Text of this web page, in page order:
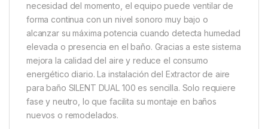
necesidad del momento, el equipo puede ventilar de
forma continua con un nivel sonoro muy bajo o
alcanzar su máxima potencia cuando detecta humedad
elevada o presencia en el baño. Gracias a este sistema
mejora la calidad del aire y reduce el consumo
energético diario. La instalación del Extractor de aire
para baño SILENT DUAL 100 es sencilla. Solo requiere
fase y neutro, lo que facilita su montaje en baños
nuevos o remodelados.